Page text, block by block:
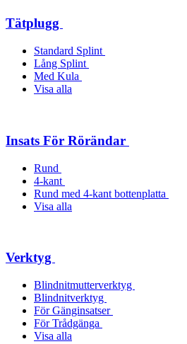
Tätplugg
Standard Splint
Lång Splint
Med Kula
Visa alla
Insats För Rörändar
Rund
4-kant
Rund med 4-kant bottenplatta
Visa alla
Verktyg
Blindnitmutterverktyg
Blindnitverktyg
För Gänginsatser
För Trådgänga
Visa alla